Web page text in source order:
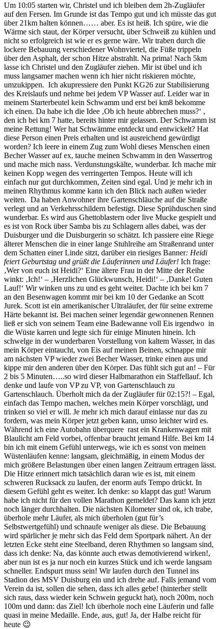
Um 10:05 starten wir, Christel und ich bleiben dem 2h-Zugläufer
auf den Fersen. Im Grunde ist das Tempo gut und ich müsste das gut
über 21km halten können…… aber. Es ist heiß. Ich spüre, wie die
Wärme sich staut, der Körper versucht, über Schweiß zu kühlen und
nicht so erfolgreich ist wie er es gerne wäre. Wir traben durch die
lockere Bebauung verschiedener Wohnviertel, die Füße trippeln
über den Asphalt, der schon Hitze abstrahlt. Na prima! Nach 5km
lasse ich Christel und den Zugläufer ziehen. Mir ist übel und ich
muss langsamer machen wenn ich hier nicht riskieren möchte,
umzukippen. Ich akupressiere den Punkt KG26 zur Stabilisierung
des Kreislaufs und nehme bei jedem VP Wasser auf. Leider war in
meinem Starterbeutel kein Schwamm und erst bei km8 bekomme
ich einen. Da habe ich die Idee ‚Ob ich heute abbrechen muss?‘ ,
den ich bei km 7 hatte, bereits hinter mir gelassen. Der Schwamm ist
meine Rettung! Wer hat Schwämme entdeckt und entwickelt? Hat
diese Person einen Preis erhalten und ist ausreichend gewürdigt
worden? Ich leere in einem Zug zum Wohl dieses Menschen einen
Becher Wasser auf ex, tauche meinen Schwamm in den Wassertrog
und mache mich nass. Verdunstungskälte, wunderbar. Ich mache mir
keinen Kopp wegen des verringerten Tempos. Heute will ich
einfach nur gut durchkommen, Zeiten sind egal. Und je mehr ich in
meinen Rhythmus komme kann ich den Blick nach außen wieder
weiten. Da haben Anwohner ihre Gartenschläuche auf die Straße
verlegt und an Verkehrsschildern befestigt. Diese Sprühduschen sind
wunderbar. Es wird aus Ghettoblastern oder live Mucke gespielt und
es ist von Rock über Samba bis zu Schlagern alles dabei, was der
Duisburger und die Duisburgerin so schätzt. Ich passiere eine Riege
älterer Menschen die in einer lange Stuhlreihe am Straßenrand unter
dem Schatten einer Linde sitzt, darüber ein riesiges Banner: Heidi
feiert Geburtstag und grüßt die Läuferinnen und Läufer! Ich frage:
‚Wer von euch ist Heidi?‘ Eine ältere Frau in der Mitte der Reihe
winkt: ‚Ich!‘ – ‚Herzlichen Glückwunsch, Heidi!‘ – ‚Danke! Guten
Lauf!‘ Wir winken uns zu und es geht weiter. Dachte ich bei km 7
an den Besenwagen kommt mir bei km 10 der Gedanke an Scott
Jurek. Scott ist ein amerikanischer Ultraläufer, der für seine extreme
Härte bekannt ist. Bei machen seiner legendär gewonnenen Rennen
ließ er sich von seinem Team eine Badewanne voll Eis irgendwo in
die Wüste karren und legte sich für einige Minuten hinein. Ich
schwelge in der wunderbaren Vorstellung von kaltem Wasser, in das
mein Körper eintaucht, von Eis auf meinen Beinen, schnappe mir
am nächsten VP wieder zwei Becher Wasser, trinke einen aus und
kippe mir den anderen über den Körper. Das fühlt sich gut an! – Für
2 bis 5 Minuten…..so wird dieser Halbmarathon ein Staffellauf. Ich
denke und laufe von VP zu VP, von Gartenschlauch zu
Gartenschlauch. Überholt mich da der Zugläufer für 02:15?! – Egal,
einfach das Tempo machen, welches mein Körper vorschlägt, und
trinken so viel er will. Je mehr ich mich darauf einlasse nur das zu
fordern, was mein Körper jetzt geben kann, umso leichter wird es.
Während ich eine Autobahn überquere rast ein Krankenwagen mit
Blaulicht am Feld vorbei, offenbar braucht jemand Hilfe. Bei km 14
bin ich mit einem Gefühl unterwegs, wie ich es sonst von meinen
Wüstenläufen kenne: langsam, gleichmäßig, in einem Modus der
mich größere Belastungen über einen langen Zeitraum ertragen lässt.
Die Hitze erinnert mich tatsächlich daran wie es ist, mit einem
schweren Rucksack zu laufen, der enorm aufs Tempo drückt. In
diesem Gefühl geht es weiter. Ich denke: so klappt das gut! Warum
habe ich nicht für den vollen Marathon gemeldet? Das kann ich jetzt
noch länger durchhalten. Die nächsten Kilometer sind ok, ich trabe,
überhole mehr Läufer, als mich überholen (gut für’s
Selbstwertgefühl) und schnaufe weniger als diese. Die Bebauung
wird spärlicher je mehr sich das Feld dem Sportpark nähert. An der
letzten Ecke steht eine Steelband, deren Rhythmen so langsam sind,
dass ich denke: Na, das könnte auch etwas demotivierend wirken!,
aber nun ist es ja nur noch ein kurzes Stück und ich werde langsam
schneller. Endspurt muss sein! Wir laufen durch den Tunnel ins
Stadion des MSV Duisburg ein und ich drehe auf. Falls jemand vom
Verein da ist, sollen die sehen, dass ich alles gebe! (hinterher stellt
sich raus, dass wieder kein Schwein geguckt hat), noch 200m, noch
100m und dann: das Ziel! Ich überhole noch eine Läuferin und falle
quasi in meine Medaille. Ende, aus, gut! Ja, der Halbe reicht für
heute 😉